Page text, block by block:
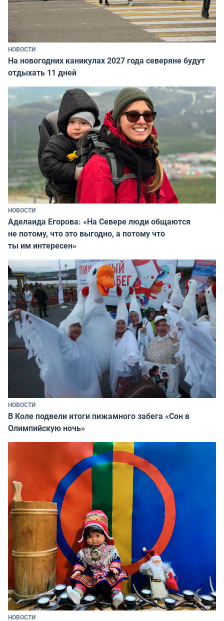
НОВОСТИ
На новогодних каникулах 2027 года северяне будут
отдыхать 11 дней
НОВОСТИ
Аделаида Егорова: «На Севере люди общаются
не потому, что это выгодно, а потому что
ты им интересен»
НОВОСТИ
В Коле подвели итоги пижамного забега «Сон в
Олимпийскую ночь»
НОВОСТИ